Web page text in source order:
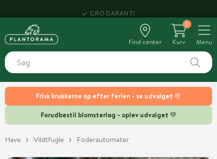
Frisk krukkerne op efter ferien - se udvalget 🌸
Forudbestil blomsterløg - oplev udvalget 💚
Find center
0
Kurv
Menu
Have Vildtfugle Foderautomater